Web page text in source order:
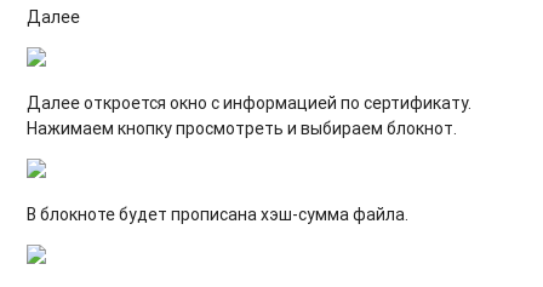
Далее
Далее откроется окно с информацией по сертификату.
Нажимаем кнопку просмотреть и выбираем блокнот.
В блокноте будет прописана хэш-сумма файла.